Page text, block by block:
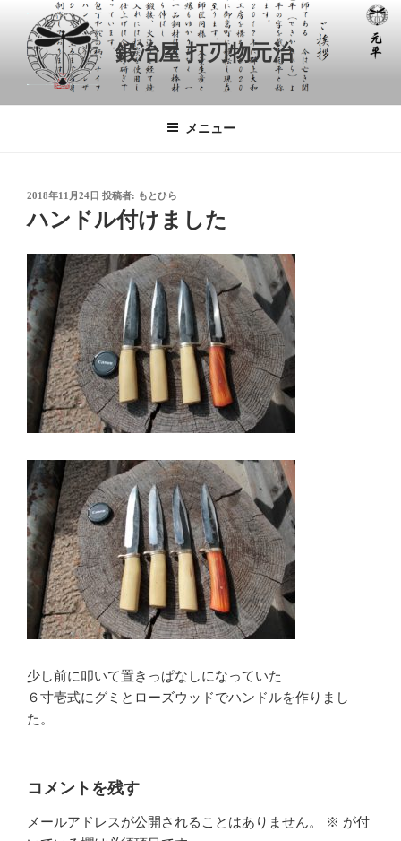
鍛冶屋 打刃物元治
メニュー
投
日:
2018年11月24日 投稿者: もとひら
ハンドル付けました
少し前に叩いて置きっぱなしになっていた
６寸壱式にグミとローズウッドでハンドルを作りまし
た。
コメントを残す
メールアドレスが公開されることはありません。 ※ が付